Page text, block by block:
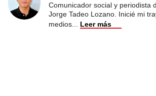
Comunicador social y periodista
Jorge Tadeo Lozano. Inicié mi
medios
Leer más